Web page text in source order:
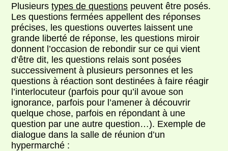
Plusieurstypes de questions peuvent être posés.
Les questions fermées appellent des réponses
précises, les questions ouvertes laissent une
grande liberté de réponse, les questions miroir
donnent l’occasion de rebondir sur ce qui vient
d’être dit, les questions relais sont posées
successivement à plusieurs personnes et les
questions à réaction sont destinées à faire réagir
l’interlocuteur (parfois pour qu’il avoue son
ignorance, parfois pour l’amener à découvrir
quelque chose, parfois en répondant à une
question par une autre question…). Exemple de
dialogue dans la salle de réunion d’un
hypermarché :